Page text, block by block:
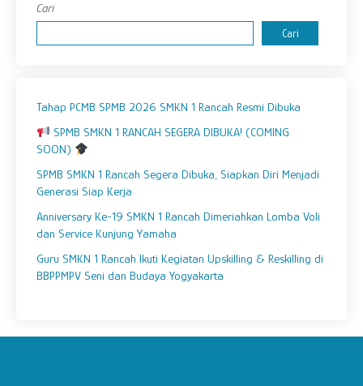
Cari
Cari
Tahap PCMB SPMB 2026 SMKN 1 Rancah Resmi Dibuka
SPMB SMKN 1 RANCAH SEGERA DIBUKA! (COMING
SOON)
SPMB SMKN 1 Rancah Segera Dibuka, Siapkan Diri Menjadi
Generasi Siap Kerja
Anniversary Ke-19 SMKN 1 Rancah Dimeriahkan Lomba Voli
dan Service Kunjung Yamaha
Guru SMKN 1 Rancah Ikuti Kegiatan Upskilling & Reskilling di
BBPPMPV Seni dan Budaya Yogyakarta